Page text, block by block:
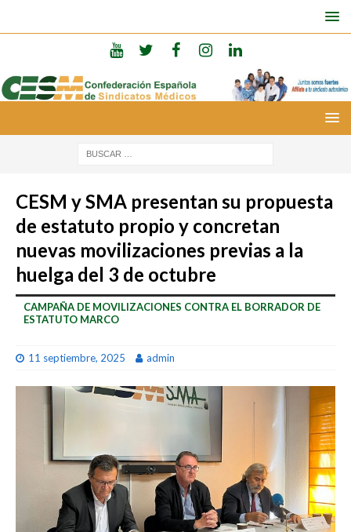
CESM y SMA presentan su propuesta
de estatuto propio y concretan
nuevas movilizaciones previas a la
huelga del 3 de octubre
CAMPAÑA DE MOVILIZACIONES CONTRA EL BORRADOR DE
ESTATUTO MARCO
11 septiembre, 2025 admin